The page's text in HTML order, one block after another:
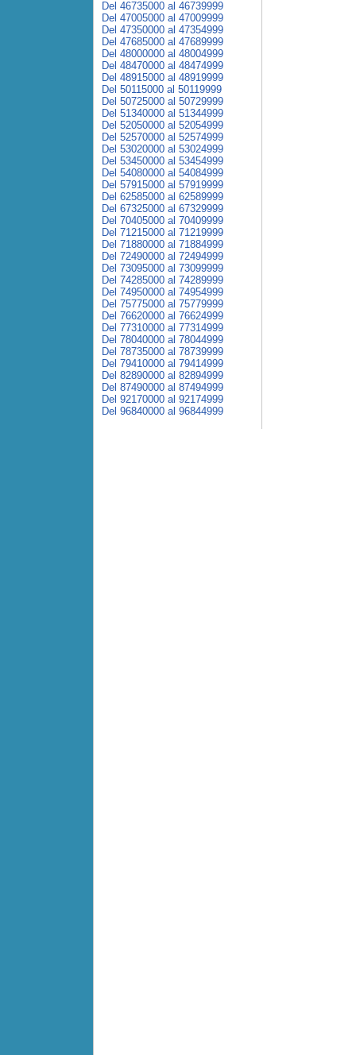
Del 46735000 al 46739999
Del 47005000 al 47009999
Del 47350000 al 47354999
Del 47685000 al 47689999
Del 48000000 al 48004999
Del 48470000 al 48474999
Del 48915000 al 48919999
Del 50115000 al 50119999
Del 50725000 al 50729999
Del 51340000 al 51344999
Del 52050000 al 52054999
Del 52570000 al 52574999
Del 53020000 al 53024999
Del 53450000 al 53454999
Del 54080000 al 54084999
Del 57915000 al 57919999
Del 62585000 al 62589999
Del 67325000 al 67329999
Del 70405000 al 70409999
Del 71215000 al 71219999
Del 71880000 al 71884999
Del 72490000 al 72494999
Del 73095000 al 73099999
Del 74285000 al 74289999
Del 74950000 al 74954999
Del 75775000 al 75779999
Del 76620000 al 76624999
Del 77310000 al 77314999
Del 78040000 al 78044999
Del 78735000 al 78739999
Del 79410000 al 79414999
Del 82890000 al 82894999
Del 87490000 al 87494999
Del 92170000 al 92174999
Del 96840000 al 96844999